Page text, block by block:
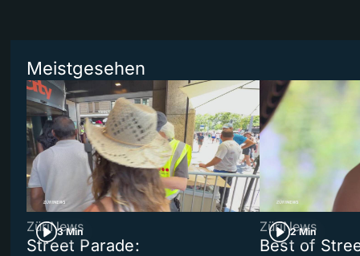
Meistgesehen
3 Min
ZüriNews
Street Parade:
2 Min
ZüriNews
Best of